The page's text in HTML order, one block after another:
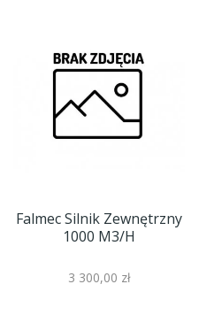
Falmec Silnik Zewnętrzny
1000 M3/h
3 300,00 zł